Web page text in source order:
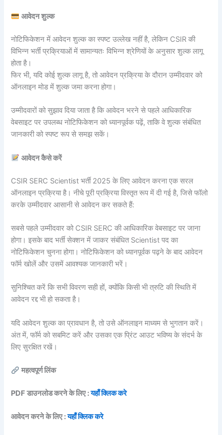
आवेदन शुल्क
नोटिफिकेशन में आवेदन शुल्क का स्पष्ट उल्लेख नहीं है, लेकिन CSIR की
विभिन्न भर्ती प्रक्रियाओं में सामान्यतः विभिन्न श्रेणियों के अनुसार शुल्क लागू
होता है।
फिर भी, यदि कोई शुल्क लागू है, तो आवेदन प्रक्रिया के दौरान उम्मीदवार को
ऑनलाइन मोड में शुल्क जमा करना होगा।
उम्मीदवारों को सुझाव दिया जाता है कि आवेदन भरने से पहले आधिकारिक
वेबसाइट पर उपलब्ध नोटिफिकेशन को ध्यानपूर्वक पढ़ें, ताकि वे शुल्क संबंधित
जानकारी को स्पष्ट रूप से समझ सकें।
आवेदन कैसे करें
CSIR SERC Scientist भर्ती 2025 के लिए आवेदन करना एक सरल
ऑनलाइन प्रक्रिया है। नीचे पूरी प्रक्रिया विस्तृत रूप में दी गई है, जिसे फॉलो
करके उम्मीदवार आसानी से आवेदन कर सकते हैं:
सबसे पहले उम्मीदवार को CSIR SERC की आधिकारिक वेबसाइट पर जाना
होगा। इसके बाद भर्ती सेक्शन में जाकर संबंधित Scientist पद का
नोटिफिकेशन चुनना होगा। नोटिफिकेशन को ध्यानपूर्वक पढ़ने के बाद आवेदन
फॉर्म खोलें और उसमें आवश्यक जानकारी भरें।
सुनिश्चित करें कि सभी विवरण सही हों, क्योंकि किसी भी त्रुटि की स्थिति में
आवेदन रद्द भी हो सकता है।
यदि आवेदन शुल्क का प्रावधान है, तो उसे ऑनलाइन माध्यम से भुगतान करें।
अंत में, फॉर्म को सबमिट करें और उसका एक प्रिंट आउट भविष्य के संदर्भ के
लिए सुरक्षित रखें।
महत्वपूर्ण लिंक
PDF डाउनलोड करने के लिए :यहाँ क्लिक करे
आवेदन करने के लिए :यहाँ क्लिक करे